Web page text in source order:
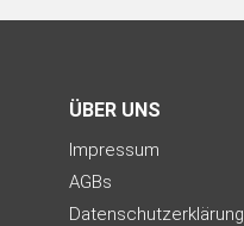
ÜBER UNS
Impressum
AGBs
Datenschutzerklärung